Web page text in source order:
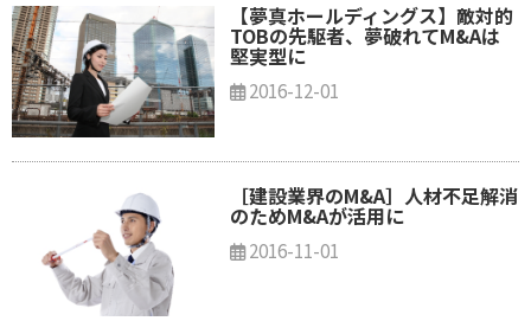
【夢真ホールディングス】敵対的
TOBの先駆者、夢破れてM&Aは
堅実型に
2016-12-01
［建設業界のM&A］人材不足解消
のためM&Aが活用に
2016-11-01